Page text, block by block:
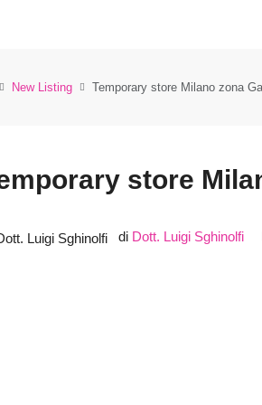
New Listing Temporary store Milano zona
store
di Dott. Luigi Sghinolfi